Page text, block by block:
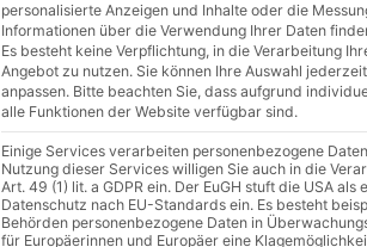
personalisierte Anzeigen und Inhalte oder die
Informationen über die Verwendung Ihrer Daten
Es besteht keine Verpflichtung, in die Verarbeitung
Angebot zu nutzen. Sie können Ihre Auswahl
anpassen. Bitte beachten Sie, dass aufgrund
alle Funktionen der Website verfügbar sind.
Einige Services verarbeiten personenbezogene
Nutzung dieser Services willigen Sie auch in die
Art. 49 (1) lit. a GDPR ein. Der EuGH stuft die USA
Datenschutz nach EU-Standards ein. Es besteht
Behörden personenbezogene Daten in
für Europäerinnen und Europäer eine